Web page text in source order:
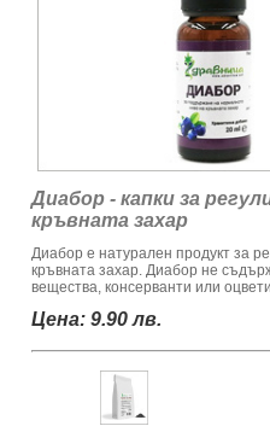
Диабор - капки за
кръвната захар
Диабор е натурален продукт за
кръвната захар. Диабор не
вещества, консерванти или
Цена: 9.90 лв.